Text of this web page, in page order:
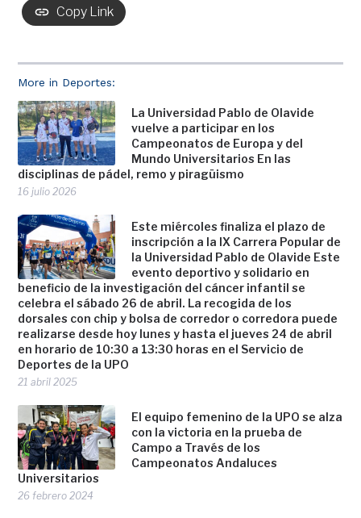
More in Deportes:
La Universidad Pablo de Olavide
vuelve a participar en los
Campeonatos de Europa y del
Mundo Universitarios En las
disciplinas de pádel, remo y piragüismo
16 julio 2026
Este miércoles finaliza el plazo de
inscripción a la IX Carrera Popular de
la Universidad Pablo de Olavide Este
evento deportivo y solidario en
beneficio de la investigación del cáncer infantil se
celebra el sábado 26 de abril. La recogida de los
dorsales con chip y bolsa de corredor o corredora puede
realizarse desde hoy lunes y hasta el jueves 24 de abril
en horario de 10:30 a 13:30 horas en el Servicio de
Deportes de la UPO
21 abril 2025
El equipo femenino de la UPO se alza
con la victoria en la prueba de
Campo a Través de los
Campeonatos Andaluces
Universitarios
26 febrero 2024
Copy Link